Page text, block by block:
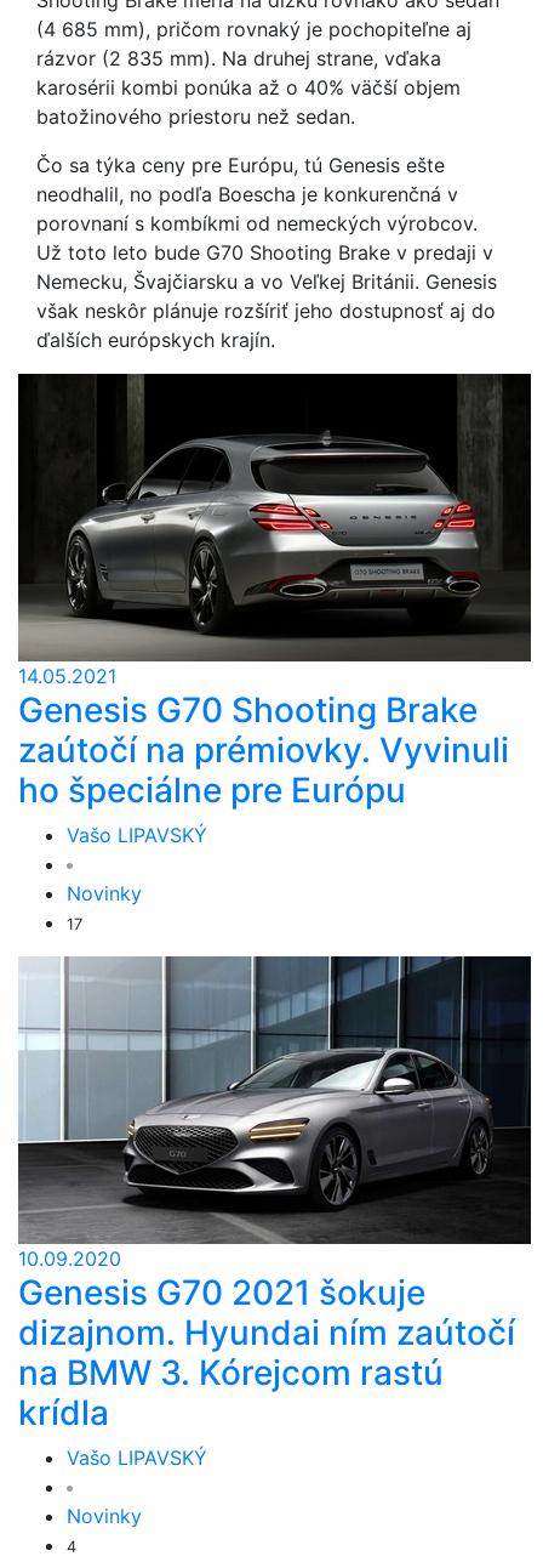
(4 685 mm), pričom rovnaký je pochopiteľne aj
rázvor (2 835 mm). Na druhej strane, vďaka
karosérii kombi ponúka až o 40% väčší objem
batožinového priestoru než sedan.
Čo sa týka ceny pre Európu, tú Genesis ešte
neodhalil, no podľa Boescha je konkurenčná v
porovnaní s kombíkmi od nemeckých výrobcov.
Už toto leto bude G70 Shooting Brake v predaji v
Nemecku, Švajčiarsku a vo Veľkej Británii. Genesis
však neskôr plánuje rozšíriť jeho dostupnosť aj do
ďalších európskych krajín.
14.05.2021
Genesis G70 Shooting Brake
zaútočí na prémiovky. Vyvinuli
ho špeciálne pre Európu
Vašo LIPAVSKÝ
Novinky
17
10.09.2020
Genesis G70 2021 šokuje
dizajnom. Hyundai ním zaútočí
na BMW 3. Kórejcom rastú
krídla
Vašo LIPAVSKÝ
Novinky
4